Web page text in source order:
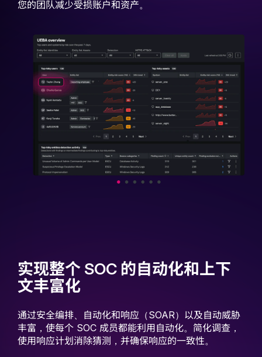
您的团队减少受损账户和资产。
实现整个 SOC 的自动化和上下
文丰富化
通过安全编排、自动化和响应（SOAR）以及自动威胁
丰富，使每个 SOC 成员都能利用自动化。简化调查，
使用响应计划消除猜测，并确保响应的一致性。